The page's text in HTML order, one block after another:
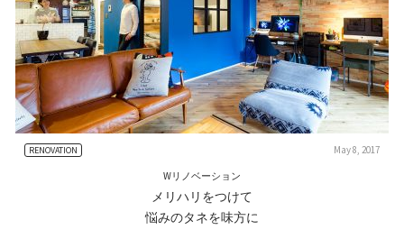
RENOVATION May 8, 2017
Wリノベーション
メリハリをつけて
悩みのタネを味方に